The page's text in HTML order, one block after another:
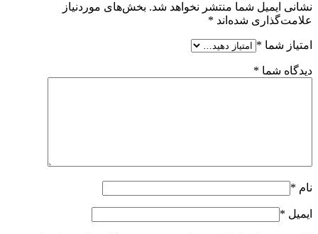
نشانی ایمیل شما منتشر نخواهد شد. بخش‌های موردنیاز
علامت‌گذاری شده‌اند *
امتیاز شما *
دیدگاه شما *
نام *
ایمیل *